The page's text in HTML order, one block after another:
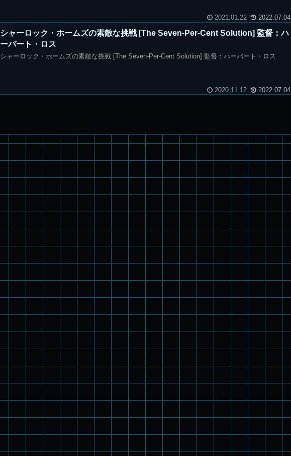
2021.01.22 2022.07.04
シャーロック・ホームズの素敵な挑戦 [The Seven-Per-Cent Solution] 監督：ハ
ーバート・ロス
シャーロック・ホームズの素敵な挑戦 [The Seven-Per-Cent Solution] 監督：ハーバート・ロス
2020.11.12 2022.07.04